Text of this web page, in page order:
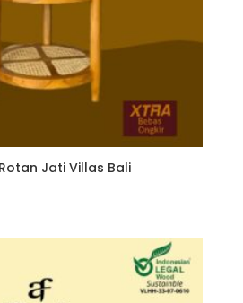
Jati Villas Bali